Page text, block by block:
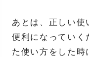
あとは、正しい使
便利になっていく
た使い方をした時